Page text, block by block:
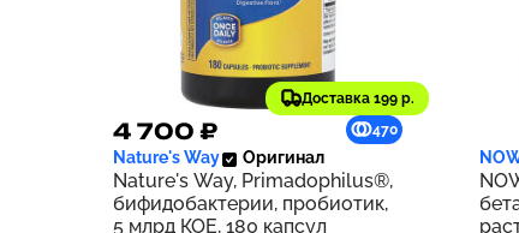
Доставка 199 р.
4 700 ₽ 470
Nature's Way Оригинал
Nature's Way, Primadophilus®,
бифидобактерии, пробиотик,
5 млрд КОЕ, 180 капсул
1